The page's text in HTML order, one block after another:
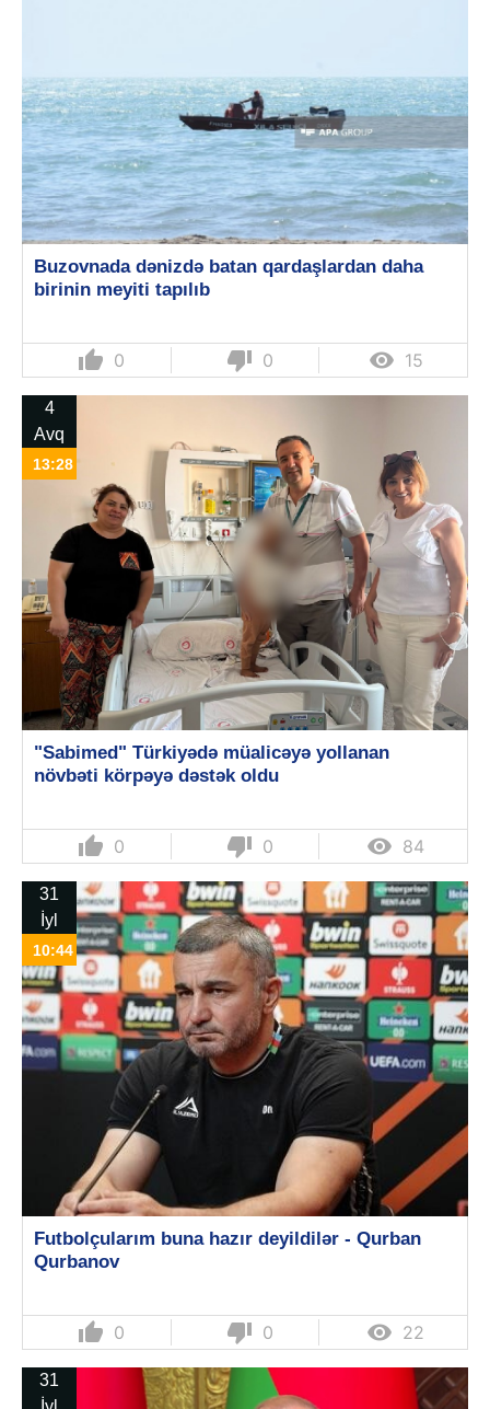
Buzovnada dənizdə batan qardaşlardan daha
birinin meyiti tapılıb
thumb_up 0 thumb_down 0  15
4
Avq
13:28
"Sabimed" Türkiyədə müalicəyə yollanan
növbəti körpəyə dəstək oldu
thumb_up 0 thumb_down 0  84
31
İyl
10:44
Futbolçularım buna hazır deyildilər - Qurban
Qurbanov
thumb_up 0 thumb_down 0  22
31